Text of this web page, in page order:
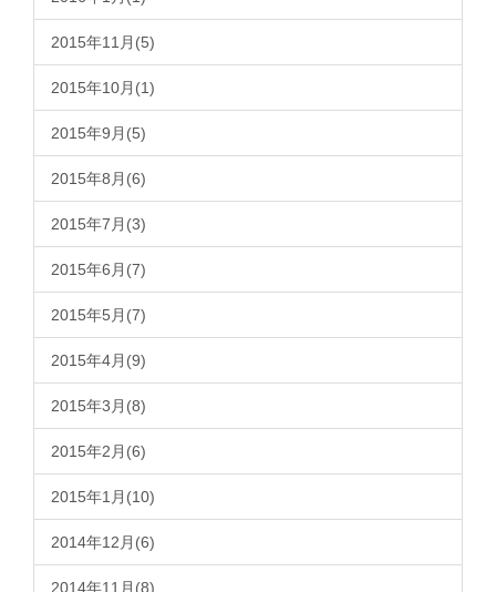
2015年11月(5)
2015年10月(1)
2015年9月(5)
2015年8月(6)
2015年7月(3)
2015年6月(7)
2015年5月(7)
2015年4月(9)
2015年3月(8)
2015年2月(6)
2015年1月(10)
2014年12月(6)
2014年11月(8)